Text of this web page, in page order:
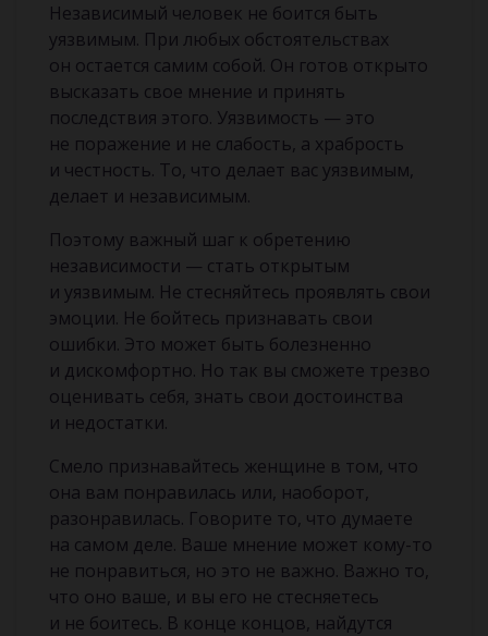
Независимый человек не боится быть
уязвимым. При любых обстоятельствах
он остается самим собой. Он готов открыто
высказать свое мнение и принять
последствия этого. Уязвимость — это
не поражение и не слабость, а храбрость
и честность. То, что делает вас уязвимым,
делает и независимым.
Поэтому важный шаг к обретению
независимости — стать открытым
и уязвимым. Не стесняйтесь проявлять свои
эмоции. Не бойтесь признавать свои
ошибки. Это может быть болезненно
и дискомфортно. Но так вы сможете трезво
оценивать себя, знать свои достоинства
и недостатки.
Смело признавайтесь женщине в том, что
она вам понравилась или, наоборот,
разонравилась. Говорите то, что думаете
на самом деле. Ваше мнение может кому-то
не понравиться, но это не важно. Важно то,
что оно ваше, и вы его не стесняетесь
и не боитесь. В конце концов, найдутся